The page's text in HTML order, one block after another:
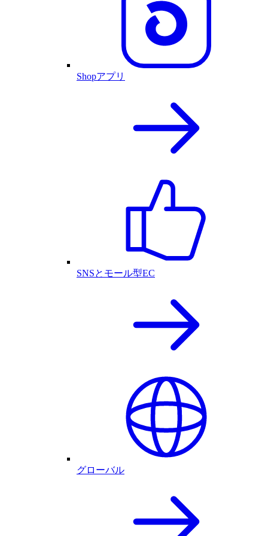
Shopアプリ
SNSとモール型EC
グローバル